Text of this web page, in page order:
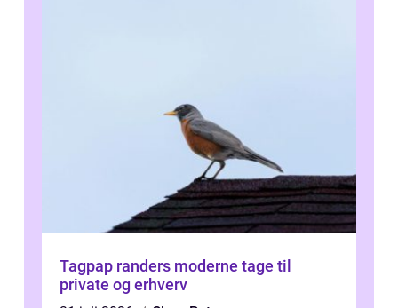
Tagpap randers moderne tage til
private og erhverv